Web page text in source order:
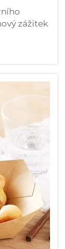
zážitek
od
ke
však